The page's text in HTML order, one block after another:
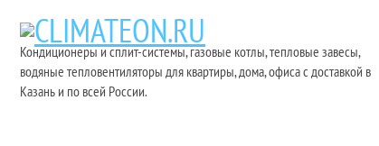
Кондиционеры и сплит-системы, газовые котлы, тепловые завесы,
водяные тепловентиляторы для квартиры, дома, офиса с доставкой в
Казань и по всей России.